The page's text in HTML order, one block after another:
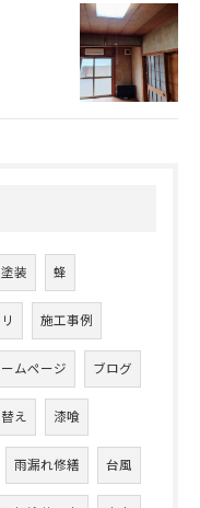
装 蜂
施工事例
ムページ ブログ
え 漆喰
雨漏れ修繕 台風